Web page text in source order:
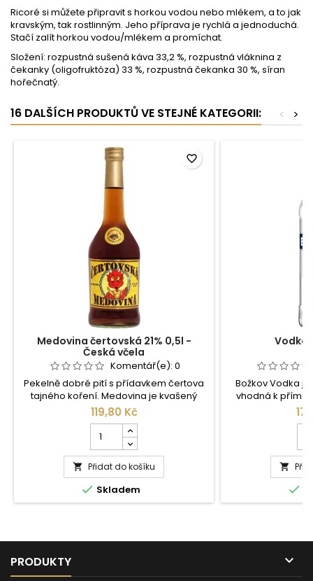
Ricoré si můžete připravit s horkou vodou nebo mlékem, a to jak
kravským, tak rostlinným. Jeho příprava je rychlá a jednoduchá.
Stačí zalít horkou vodou/mlékem a promíchat.
Složení: rozpustná sušená káva 33,2 %, rozpustná vláknina z
čekanky (oligofruktóza) 33 %, rozpustná čekanka 30 %, síran
hořečnatý.
16 DALŠÍCH PRODUKTŮ VE STEJNÉ KATEGORII: >
<
Medovina čertovská 21% 0,5l -
Česká včela
Komentář(e): 0
Pekelně dobré pití s přídavkem čertova
tajného koření. Medovina je kvašený
alkoholický nápoj vyrobený z medu, vody
a koření. Složení: voda,
med,cukr,líh,aroma,chmelový
siřičitý. Výživové údaje: na 100 ml 660
KJ/155 kcal. ...
119,80 Kč
kusů
produktu
Medovina
čertovská
21%
0,5l
včela
 Přidat do košíku
 Skladem
favorite_border
Vodka
Božkov Vodka
vhodná k přímé
nejrůznějších
0,5l


PRODUKTY 